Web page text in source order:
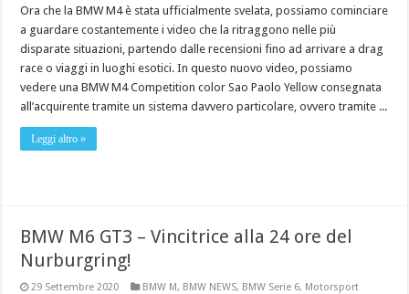
Ora che la BMW M4 è stata ufficialmente svelata, possiamo cominciare
a guardare costantemente i video che la ritraggono nelle più
disparate situazioni, partendo dalle recensioni fino ad arrivare a drag
race o viaggi in luoghi esotici. In questo nuovo video, possiamo
vedere una BMW M4 Competition color Sao Paolo Yellow consegnata
all’acquirente tramite un sistema davvero particolare, ovvero tramite ...
Leggi altro »
BMW M6 GT3 – Vincitrice alla 24 ore del
Nurburgring!
29 Settembre 2020 BMW M, BMW NEWS, BMW Serie 6, Motorsport